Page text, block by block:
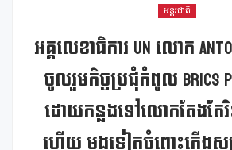
អន្តរជាតិ
អគ្គលេខាធិការ UN លោក
ចូលរួមកិច្ចប្រជុំកំពូល BRICS
ដោយកន្លងទៅលោកតែងតែរិ
ហើយ ម្តងទៀតចំពោះភ្លើង